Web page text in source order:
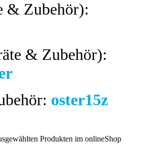
& Zubehör):
& Zubehör):
oster15z
Produkten im onlineShop